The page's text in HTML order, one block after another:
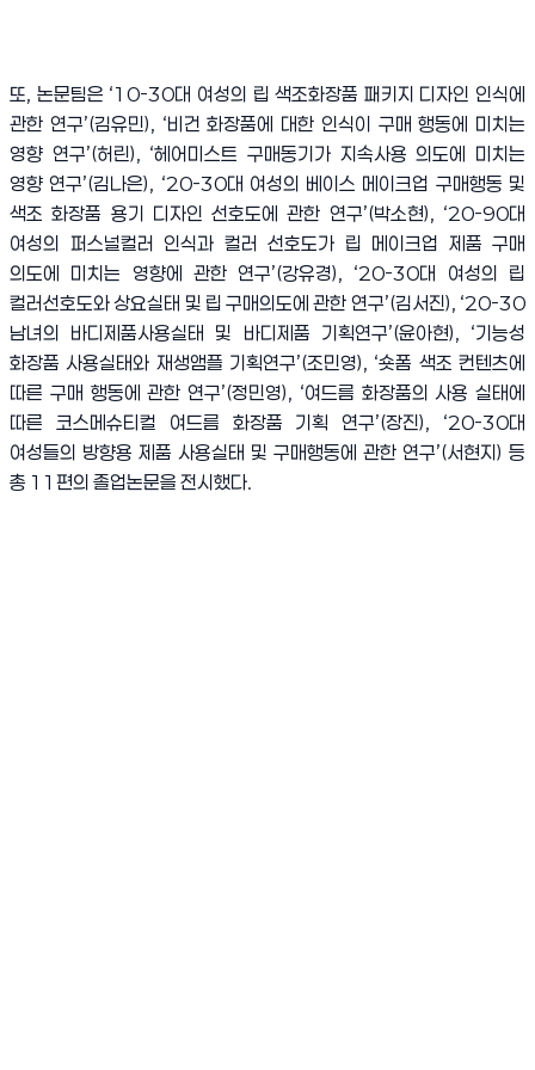
또, 논문팀은 ‘10-30대 여성의 립 색조화장품 패키지 디자인 인식에
관한 연구’(김유민), ‘비건 화장품에 대한 인식이 구매 행동에 미치는
영향 연구’(허린), ‘헤어미스트 구매동기가 지속사용 의도에 미치는
영향 연구’(김나은), ‘20-30대 여성의 베이스 메이크업 구매행동 및
색조 화장품 용기 디자인 선호도에 관한 연구’(박소현), ‘20-90대
여성의 퍼스널컬러 인식과 컬러 선호도가 립 메이크업 제품 구매
의도에 미치는 영향에 관한 연구’(강유경), ‘20-30대 여성의 립
컬러선호도와 상요실태 및 립 구매의도에 관한 연구’(김서진), ‘20-30
남녀의 바디제품사용실태 및 바디제품 기획연구’(윤아현), ‘기능성
화장품 사용실태와 재생앰플 기획연구’(조민영), ‘숏폼 색조 컨텐츠에
따른 구매 행동에 관한 연구’(정민영), ‘여드름 화장품의 사용 실태에
따른 코스메슈티컬 여드름 화장품 기획 연구’(장진), ‘20-30대
여성들의 방향용 제품 사용실태 및 구매행동에 관한 연구’(서현지 ) 등
총 11 편의 졸업논문을 전시했다.